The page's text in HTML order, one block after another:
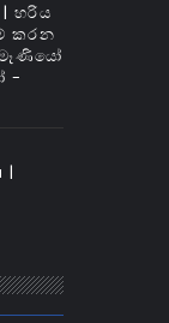
| හරිය
කරන
-
|